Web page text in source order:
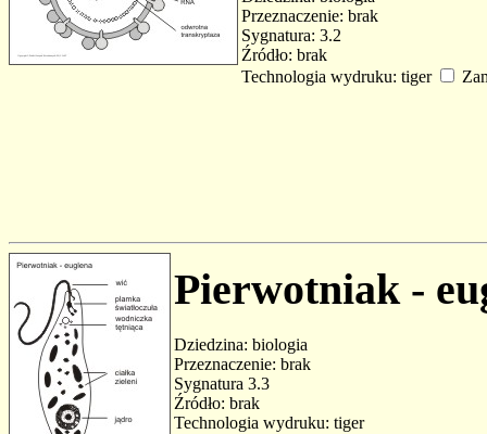
Przeznaczenie: brak
Sygnatura: 3.2
Źródło: brak
Technologia wydruku: tiger
Pierwotniak -
Dziedzina: biologia
Przeznaczenie: brak
Sygnatura 3.3
Źródło: brak
Technologia wydruku: tiger